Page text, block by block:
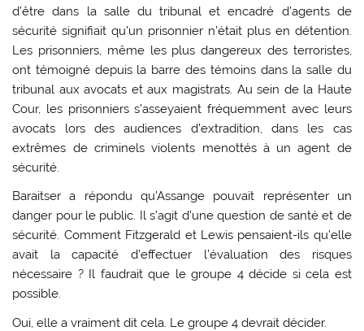
d’être dans la salle du tribunal et encadré d’agents de
sécurité signifiait qu’un prisonnier n’était plus en détention.
Les prisonniers, même les plus dangereux des terroristes,
ont témoigné depuis la barre des témoins dans la salle du
tribunal aux avocats et aux magistrats. Au sein de la Haute
Cour, les prisonniers s’asseyaient fréquemment avec leurs
avocats lors des audiences d’extradition, dans les cas
extrêmes de criminels violents menottés à un agent de
sécurité.
Baraitser a répondu qu’Assange pouvait représenter un
danger pour le public. Il s’agit d’une question de santé et de
sécurité. Comment Fitzgerald et Lewis pensaient-ils qu’elle
avait la capacité d’effectuer l’évaluation des risques
nécessaire ? Il faudrait que le groupe 4 décide si cela est
possible.
Oui, elle a vraiment dit cela. Le groupe 4 devrait décider.